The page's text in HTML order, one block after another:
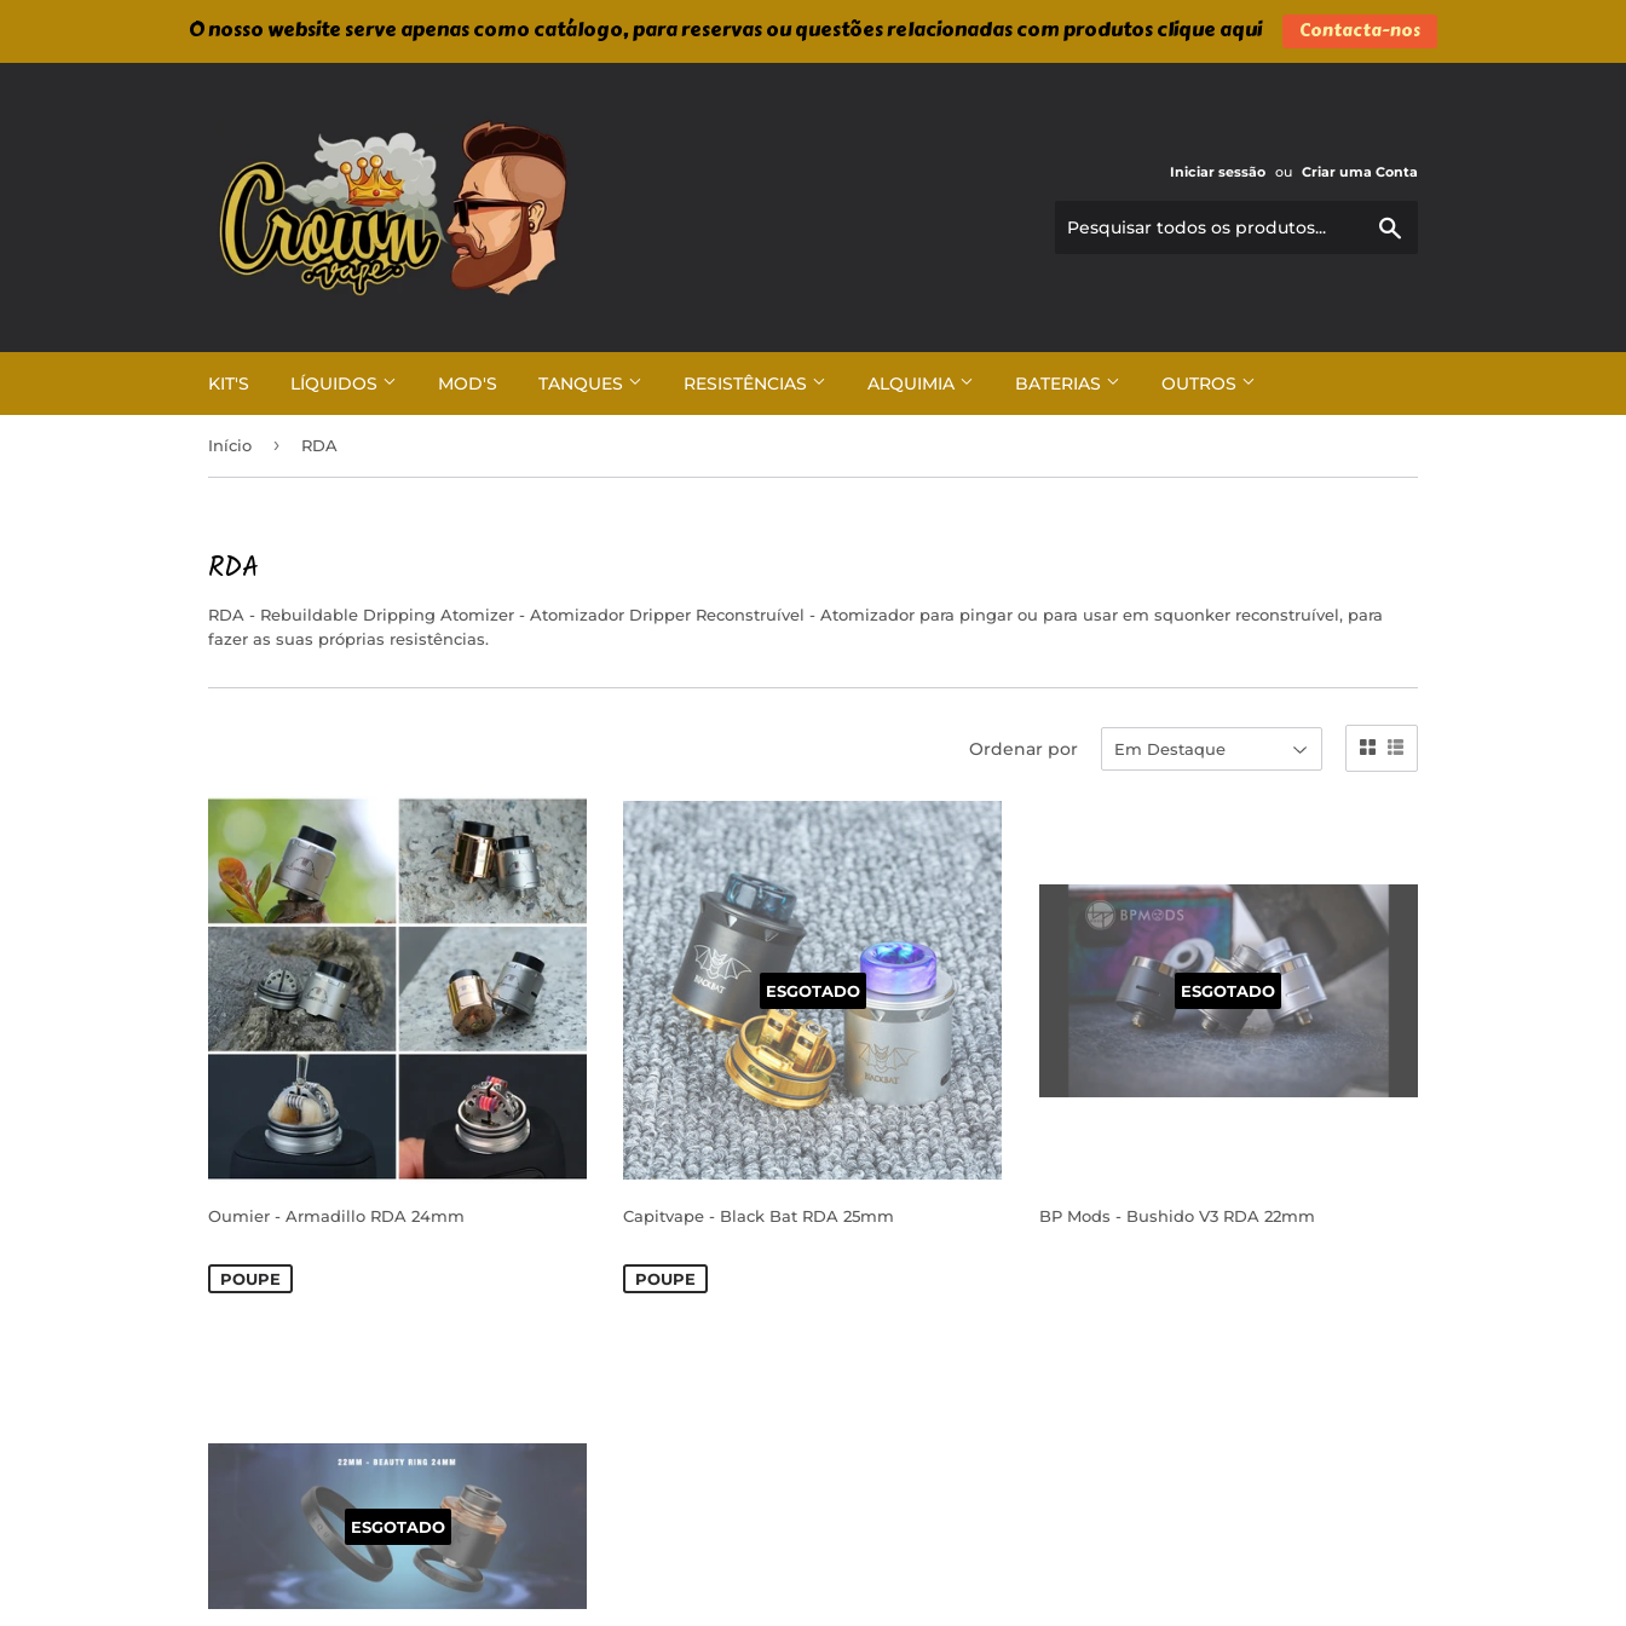
O nosso website serve apenas como catálogo, para reservas ou questões relacionadas com produtos clique aqui Contacta-nos
Iniciar sessão ou Criar uma Conta
KIT'S LÍQUIDOS MOD'S TANQUES RESISTÊNCIAS ALQUIMIA BATERIAS OUTROS
Início › RDA
RDA
RDA - Rebuildable Dripping Atomizer - Atomizador Dripper Reconstruível - Atomizador para pingar ou para usar em squonker reconstruível, para
fazer as suas próprias resistências.
Ordenar por
Oumier - Armadillo RDA 24mm
PREÇO
DE
PREÇO NORMAL
POUPE
ESGOTADO
Capitvape - Black Bat RDA 25mm
PREÇO
DE
PREÇO NORMAL
POUPE
ESGOTADO
BP Mods - Bushido V3 RDA 22mm
ESGOTADO